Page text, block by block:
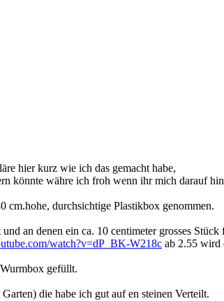
hier kurz wie ich das gemacht habe,
könnte währe ich froh wenn ihr mich darauf
cm.hohe, durchsichtige Plastikbox genommen.
an denen ein ca. 10 centimeter grosses
watch?v=dP_BK-W218c ab 2.55 wird
gefüllt.
die habe ich gut auf en steinen Verteilt.